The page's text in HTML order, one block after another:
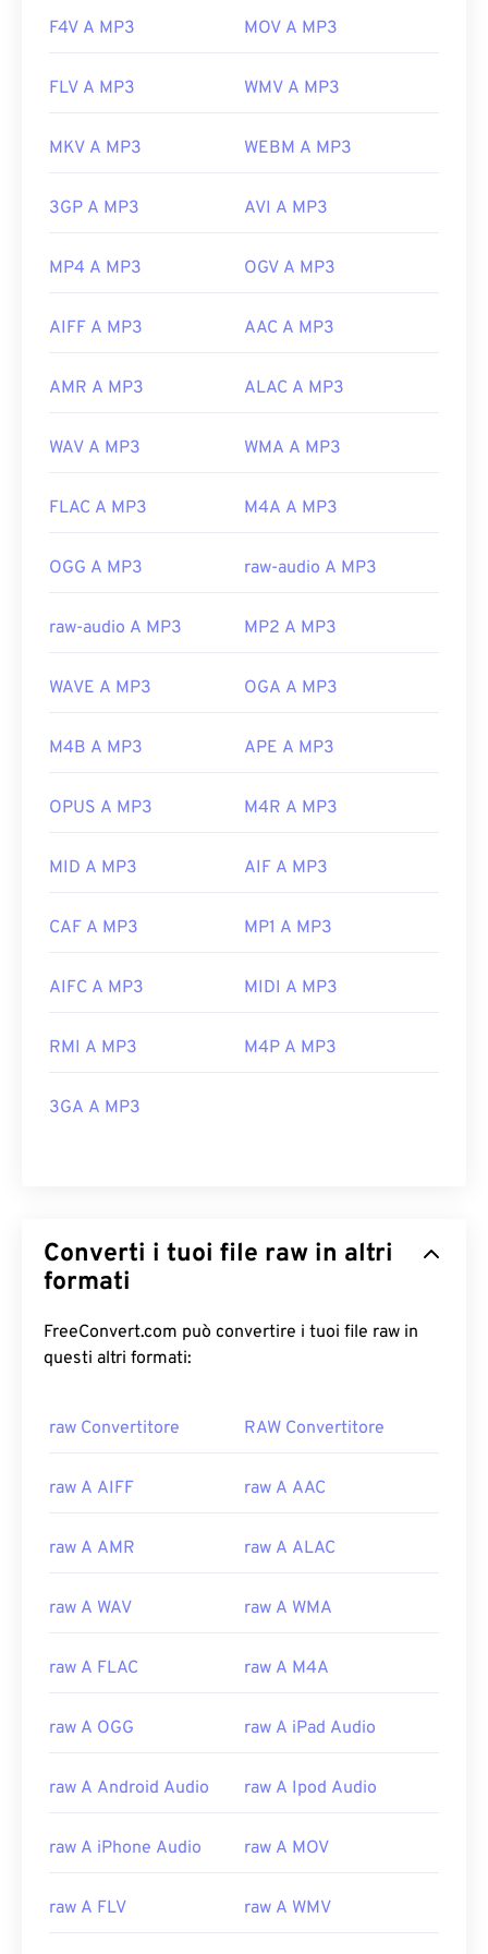
F4V A MP3 MOV A MP3
FLV A MP3 WMV A MP3
MKV A MP3 WEBM A MP3
3GP A MP3 AVI A MP3
MP4 A MP3 OGV A MP3
AIFF A MP3 AAC A MP3
AMR A MP3 ALAC A MP3
WAV A MP3 WMA A MP3
FLAC A MP3 M4A A MP3
OGG A MP3 raw-audio A MP3
raw-audio A MP3 MP2 A MP3
WAVE A MP3 OGA A MP3
M4B A MP3 APE A MP3
OPUS A MP3 M4R A MP3
MID A MP3 AIF A MP3
CAF A MP3 MP1 A MP3
AIFC A MP3 MIDI A MP3
RMI A MP3 M4P A MP3
3GA A MP3
Converti i tuoi file raw in altri
formati
FreeConvert.com può convertire i tuoi file raw in
questi altri formati:
raw Convertitore RAW Convertitore
raw A AIFF raw A AAC
raw A AMR raw A ALAC
raw A WAV raw A WMA
raw A FLAC raw A M4A
raw A OGG raw A iPad Audio
raw A Android Audio raw A Ipod Audio
raw A iPhone Audio raw A MOV
raw A FLV raw A WMV